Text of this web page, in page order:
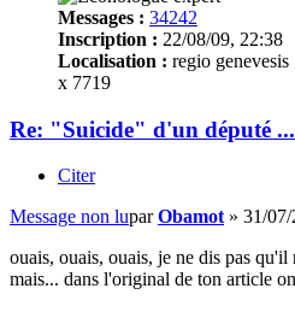
Messages : 34242
Inscription : 22/08/09, 22:38
Localisation : regio genevesis
x 7719
Re: "Suicide" d'un député
Citer
Message non luparObamot» 31/
ouais, ouais, ouais, je ne dis pas
mais... dans l'original de ton article